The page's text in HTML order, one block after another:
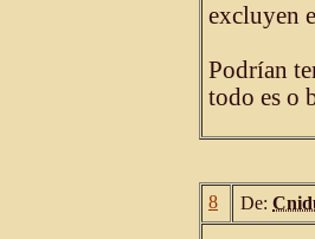
excluyen
Podrían
todo es o
8 De: